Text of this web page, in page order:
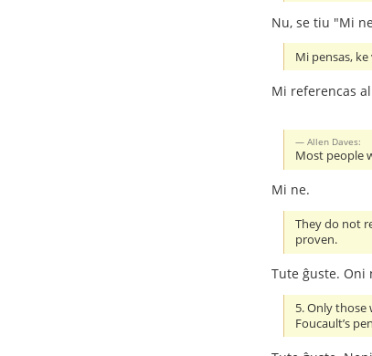
Nu, se tiu "Mi
Mi pensas,
Mi referencas
Allen Daves:
Most people
Mi ne.
They do not
proven.
Tute ĝuste. Oni
5. Only
Foucault’s